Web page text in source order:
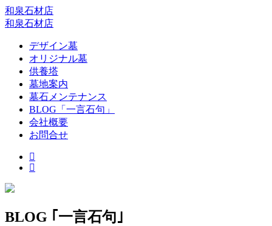
和泉石材店
和泉石材店
デザイン墓
オリジナル墓
供養塔
墓地案内
墓石メンテナンス
BLOG「一言石句」
会社概要
お問合せ
BLOG ｢一言石句｣